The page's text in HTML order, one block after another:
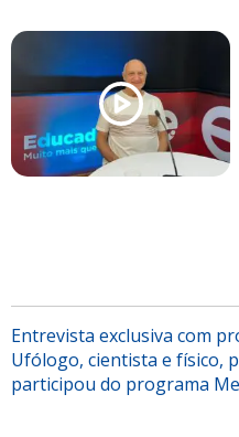
Entrevista exclusiva com
Ufólogo, cientista e físico,
participou do programa